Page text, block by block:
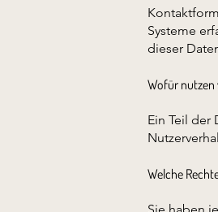
Systeme
dieser
Wofür nutzen
Ein Teil der
Welche